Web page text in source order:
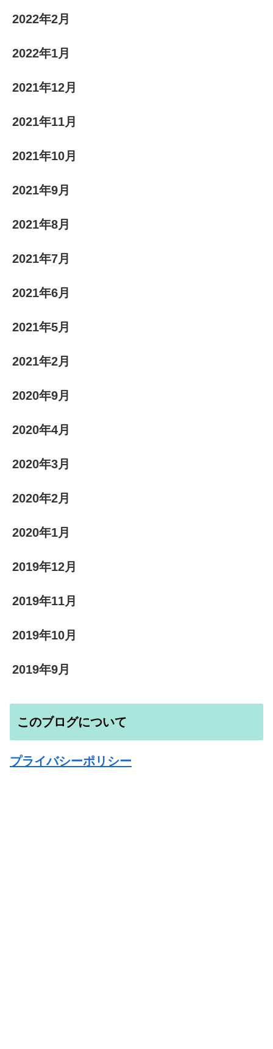
2022年2月
2022年1月
2021年12月
2021年11月
2021年10月
2021年9月
2021年8月
2021年7月
2021年6月
2021年5月
2021年2月
2020年9月
2020年4月
2020年3月
2020年2月
2020年1月
2019年12月
2019年11月
2019年10月
2019年9月
このブログについて
プライバシーポリシー